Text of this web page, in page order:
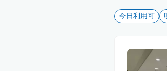
今日利用可